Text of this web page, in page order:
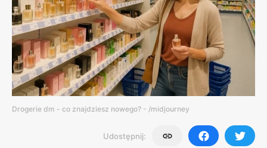
Drogerie dm - co znajdziesz nowego? - /midjourney
Udostępnij: